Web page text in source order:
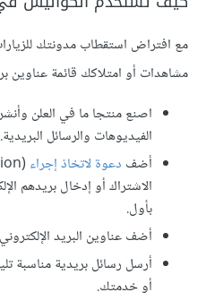
مع افتراض استقطاب مدونتك
مشاهدات أو امتلاكك قائمة عناوين
اصنع منتجا ما في العلن
الفيديوهات والرسائل البريدية.
أضف دعوة لاتخاذ إجراء
الاشتراك أو إدخال بريدهم
بأول.
أضف عناوين البريد
أرسل رسائل بريدية مناسبة
أو خدمتك.